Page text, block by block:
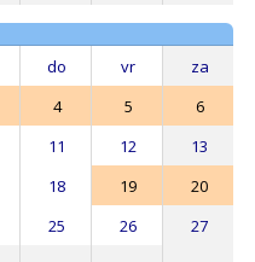
do vr
za
4 5
6
11 12
13
18 19
20
25 26
27